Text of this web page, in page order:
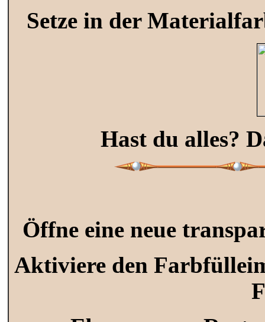
Setze in der
Hast du alles?
Öffne eine neue
Aktiviere den